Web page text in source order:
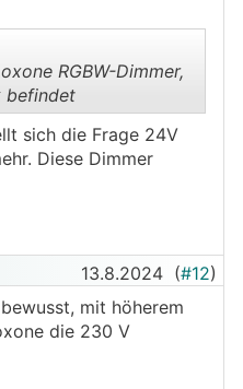
RGBW-Dimmer,
befindet
sich die Frage 24V
Diese Dimmer
13.8.2024 (#12)
mit höherem
die 230 V